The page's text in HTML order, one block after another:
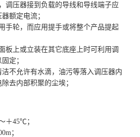
调压器接到负载的导线和导线端子应
额定电流；
手轮，而应用提手或将整个产品提起
板上或立装在其它底座上时可利用调
定；
不允许有水滴，油污等落入调压器内
去内部积聚的尘埃；
＋45℃ ；
；